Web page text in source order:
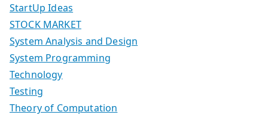
StartUp Ideas
STOCK MARKET
System Analysis and Design
System Programming
Technology
Testing
Theory of Computation